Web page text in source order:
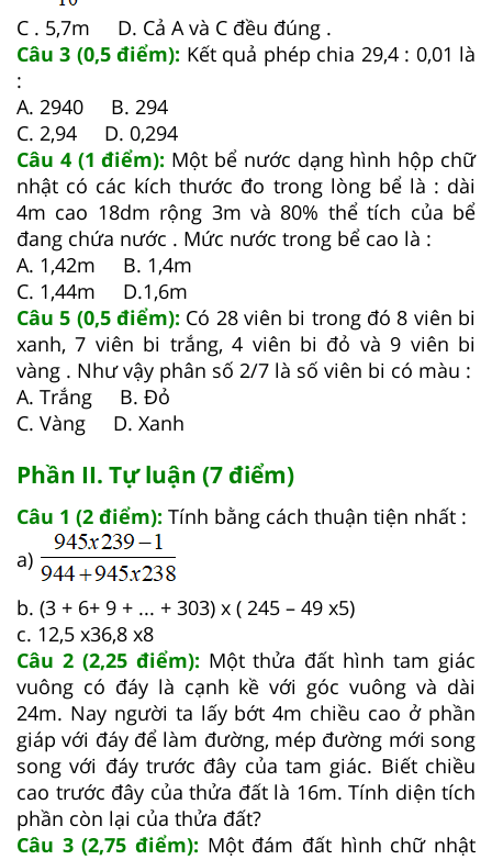
C . 5,7m D. Cả A và C đều đúng .
Câu 3 (0,5 điểm): Kết quả phép chia 29,4 : 0,01 là
:
A. 2940 B. 294
C. 2,94 D. 0,294
Câu 4 (1 điểm): Một bể nước dạng hình hộp chữ
nhật có các kích thước đo trong lòng bể là : dài
4m cao 18dm rộng 3m và 80% thể tích của bể
đang chứa nước . Mức nước trong bể cao là :
A. 1,42m B. 1,4m
C. 1,44m D.1,6m
Câu 5 (0,5 điểm): Có 28 viên bi trong đó 8 viên bi
xanh, 7 viên bi trắng, 4 viên bi đỏ và 9 viên bi
vàng . Như vậy phân số 2/7 là số viên bi có màu :
A. Trắng B. Đỏ
C. Vàng D. Xanh
Phần II. Tự luận (7 điểm)
Câu 1 (2 điểm): Tính bằng cách thuận tiện nhất :
a)
b. (3 + 6+ 9 + ... + 303) x ( 245 – 49 x5)
c. 12,5 x36,8 x8
Câu 2 (2,25 điểm): Một thửa đất hình tam giác
vuông có đáy là cạnh kề với góc vuông và dài
24m. Nay người ta lấy bớt 4m chiều cao ở phần
giáp với đáy để làm đường, mép đường mới song
song với đáy trước đây của tam giác. Biết chiều
cao trước đây của thửa đất là 16m. Tính diện tích
phần còn lại của thửa đất?
Câu 3 (2,75 điểm): Một đám đất hình chữ nhật